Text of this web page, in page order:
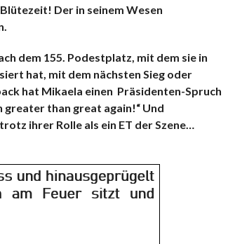
Der in seinem Wesen
dem 155. Podestplatz, mit dem sie in
hat, mit dem nächsten Sieg oder
hat Mikaela einen Präsidenten-Spruch
than great again!“ Und
ihrer Rolle als ein ET der Szene…